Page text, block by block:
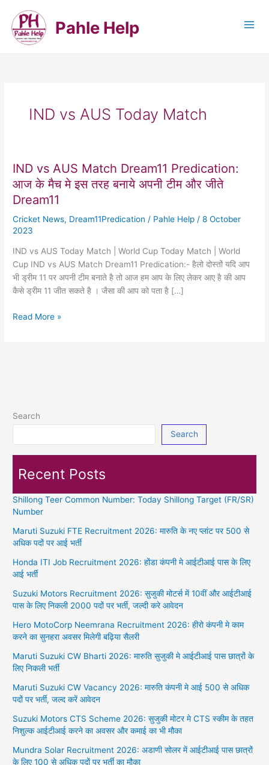
content
Pahle Help
IND vs AUS Today Match
IND vs AUS Match Dream11 Predication:
आज के मैच मे इस तरह बनाये अपनी टीम और जीते
Dream11
Cricket News, Dream11Predication / Pahle Help /8 October
2023
IND vs AUS Today Match | World Cup Today Match | World
Cup IND vs AUS Match Dream11 Predication:- हैलो दोस्तों यदि आप
भी ड्रीम 11 पर अपनी टीम बनाते है तो आज हम आप के लिए लेकर आए है की आप
कैसे ड्रीम 11 जीत सकते है । जैसा की आप को पता है […]
IND
मैच
बनाये
टीम
और
जीते
Dream11
Read More »
Search
Search
Recent Posts
Shillong Teer Common Number: Today Shillong Target (FR/SR)
Number
Maruti Suzuki FTE Recruitment 2026: मारुति के नए प्लांट पर 500 से
अधिक पदों पर आई भर्ती
Honda ITI Job Recruitment 2026: होंडा कंपनी मे आईटीआई पास के लिए
आई भर्ती
Suzuki Motors Recruitment 2026: सुजुकी मोटर्स में 10वीं और आईटीआई
पास के लिए निकली 2000 पदों पर भर्ती, जल्दी करे आवेदन
Hero MotoCorp Neemrana Recruitment 2026: हीरो कंपनी मे काम
करने का सुनहरा अवसर मिलेगी बढ़िया सैलरी
Maruti Suzuki CW Bharti 2026: मारुति सुजुकी मे आईटीआई पास छात्रों के
लिए निकली भर्ती
Maruti Suzuki CW Vacancy 2026: मारुति कंपनी मे आई 500 से अधिक
पदों पर भर्ती, जल्द करें आवेदन
Suzuki Motors CTS Scheme 2026: सुजुकी मोटर मे CTS स्कीम के तहत
निशुल्क आईटीआई करने का अवसर और कमाई का भी मौका
Mundra Solar Recruitment 2026: अडाणी सोलर में आईटीआई पास छात्रों
के लिए 100 से अधिक पदों पर भर्ती का मौका